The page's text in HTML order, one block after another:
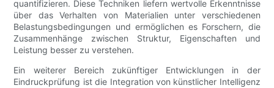
quantifizieren. Diese Techniken liefern wertvolle Erkenntnisse
über das Verhalten von Materialien unter verschiedenen
Belastungsbedingungen und ermöglichen es Forschern, die
Zusammenhänge zwischen Struktur, Eigenschaften und
Leistung besser zu verstehen.
Ein weiterer Bereich zukünftiger Entwicklungen in der
Eindruckprüfung ist die Integration von künstlicher Intelligenz